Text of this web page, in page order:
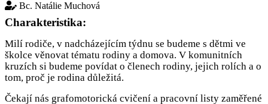
Bc. Natálie Muchová
Charakteristika:
Milí rodiče, v nadcházejícím týdnu se budeme s dětmi ve
školce věnovat tématu rodiny a domova. V komunitních
kruzích si budeme povídat o členech rodiny, jejich rolích a o
tom, proč je rodina důležitá.
Čekají nás grafomotorická cvičení a pracovní listy zaměřené